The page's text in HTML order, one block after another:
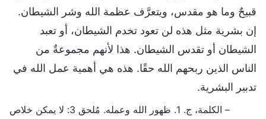
قبيحٌ وما هو مقدس، ويتعرَّف عظمة الله وشر الشيطان.
إن بشرية مثل هذه لن تعود تخدم الشيطان، أو تعبد
الشيطان أو تقدس الشيطان. هذا لأنهم مجموعةٌ من
الناس الذين ربحهم الله حقًا. هذه هي أهمية عمل الله في
تدبير البشرية.
– الكلمة، ج. 1. ظهور الله وعمله. مُلحق 3: لا يمكن خلاص